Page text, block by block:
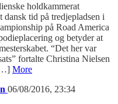
holdkammerat
dansk tid på tredjepladsen i
på Road America
og betyder at
“Det her var
fortalte Christina Nielsen
More
06/08/2016, 23:34